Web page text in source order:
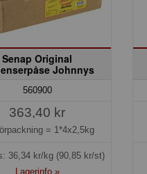
Senap Original
Johnnys
560900
363,40 kr
= 1*4x2,5kg
36,34kr/kg (90,85 kr/st)
Lagerinfo »